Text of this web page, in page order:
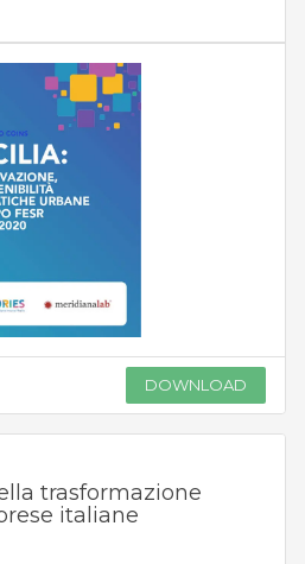
DOWNLOAD
trasformazione
italiane